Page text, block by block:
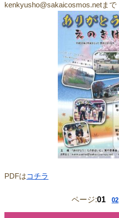
kenkyusho@sakaicosmos.netまで
PDFはコチラ
ページ:01 02